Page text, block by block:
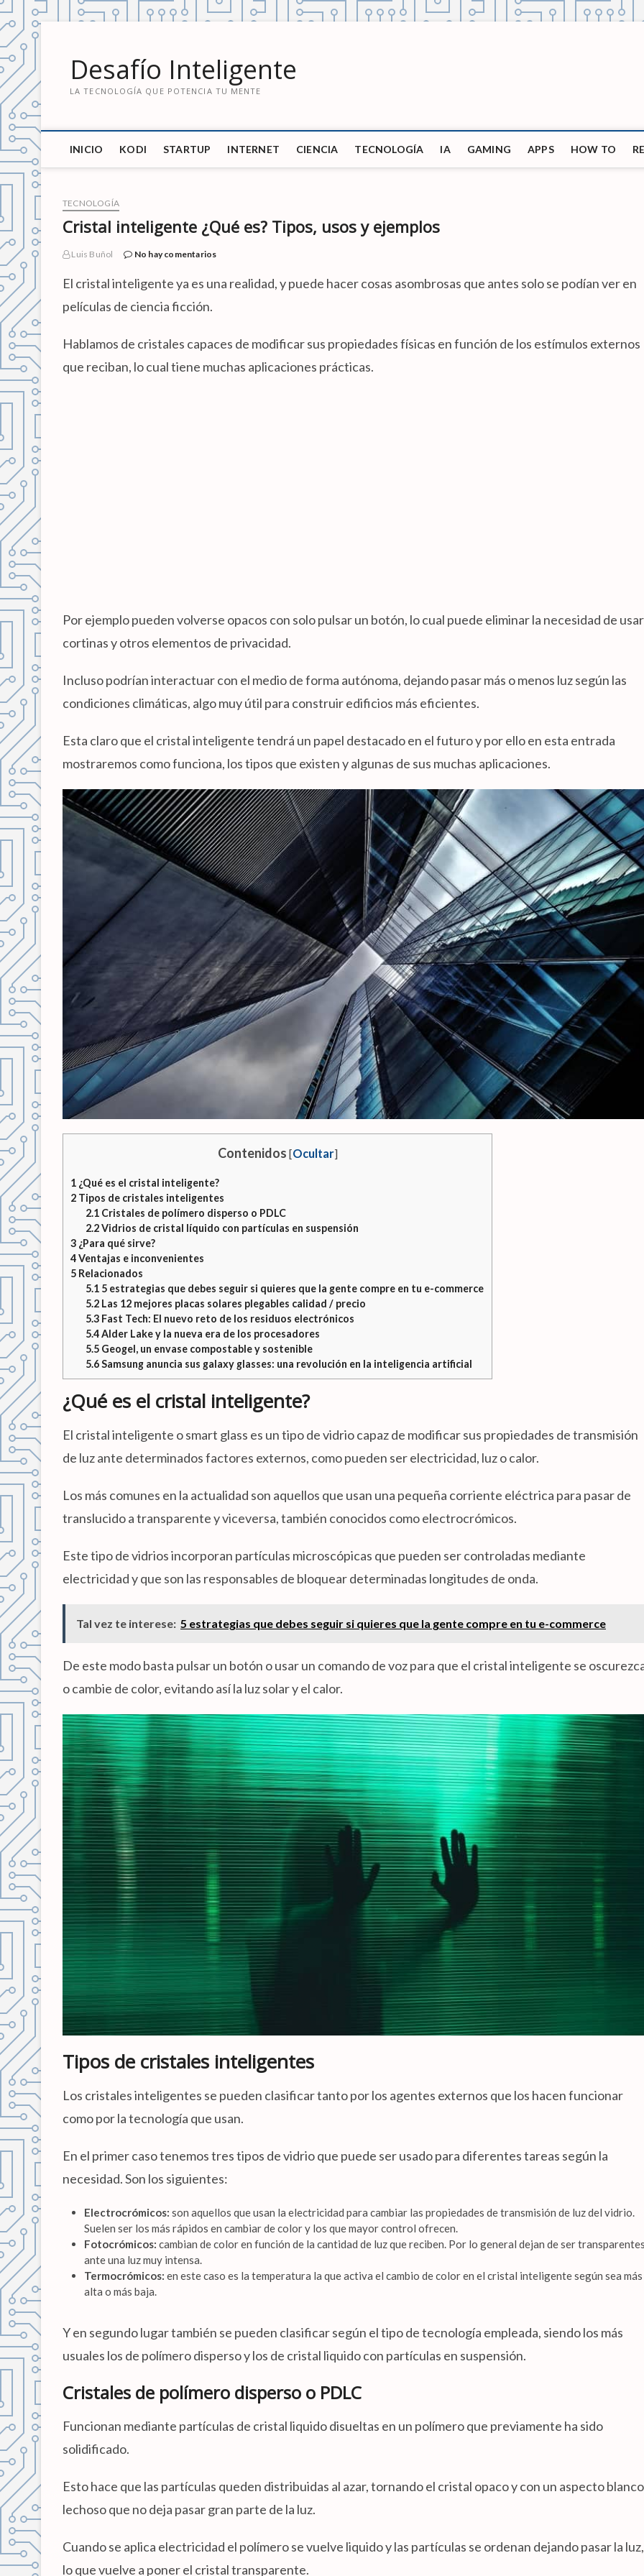
o
Desafío Inteligente
LA TECNOLOGÍA QUE POTENCIA TU MENTE
INICIO KODI STARTUP INTERNET CIENCIA TECNOLOGÍA IA GAMING APPS HOW TO
TECNOLOGÍA
Cristal inteligente ¿Qué es? Tipos, usos y ejemplos
Luis Buñol No hay comentarios
El cristal inteligente ya es una realidad, y puede hacer cosas asombrosas que antes solo se podían ver en
películas de ciencia ficción.
Hablamos de cristales capaces de modificar sus propiedades físicas en función de los estímulos externos
que reciban, lo cual tiene muchas aplicaciones prácticas.
Por ejemplo pueden volverse opacos con solo pulsar un botón, lo cual puede eliminar la necesidad de usar
cortinas y otros elementos de privacidad.
Incluso podrían interactuar con el medio de forma autónoma, dejando pasar más o menos luz según las
condiciones climáticas, algo muy útil para construir edificios más eficientes.
Esta claro que el cristal inteligente tendrá un papel destacado en el futuro y por ello en esta entrada
mostraremos como funciona, los tipos que existen y algunas de sus muchas aplicaciones.
Contenidos [Ocultar]
1 ¿Qué es el cristal inteligente?
2 Tipos de cristales inteligentes
2.1 Cristales de polímero disperso o PDLC
2.2Vidrios de cristal líquido con partículas en suspensión
3 ¿Para qué sirve?
4Ventajas e inconvenientes
5 Relacionados
5.1 5 estrategias que debes seguir si quieres que la gente compre en tu e-commerce
5.2 Las 12 mejores placas solares plegables calidad / precio
5.3 Fast Tech: El nuevo reto de los residuos electrónicos
5.4Alder Lake y la nueva era de los procesadores
5.5 Geogel, un envase compostable y sostenible
5.6Samsung anuncia sus galaxy glasses: una revolución en la inteligencia artificial
¿Qué es el cristal inteligente?
El cristal inteligente o smart glass es un tipo de vidrio capaz de modificar sus propiedades de transmisión
de luz ante determinados factores externos, como pueden ser electricidad, luz o calor.
Los más comunes en la actualidad son aquellos que usan una pequeña corriente eléctrica para pasar de
translucido a transparente y viceversa, también conocidos como electrocrómicos.
Este tipo de vidrios incorporan partículas microscópicas que pueden ser controladas mediante
electricidad y que son las responsables de bloquear determinadas longitudes de onda.
Tal vez te interese: 5 estrategias que debes seguir si quieres que la gente compre en tu e-commerce
De este modo basta pulsar un botón o usar un comando de voz para que el cristal inteligente se
o cambie de color, evitando así la luz solar y el calor.
Tipos de cristales inteligentes
Los cristales inteligentes se pueden clasificar tanto por los agentes externos que los hacen funcionar
como por la tecnología que usan.
En el primer caso tenemos tres tipos de vidrio que puede ser usado para diferentes tareas según la
necesidad. Son los siguientes:
Electrocrómicos: son aquellos que usan la electricidad para cambiar las propiedades de transmisión de luz del vidrio.
Suelen ser los más rápidos en cambiar de color y los que mayor control ofrecen.
Fotocrómicos: cambian de color en función de la cantidad de luz que reciben. Por lo general dejan de ser
ante una luz muy intensa.
Termocrómicos: en este caso es la temperatura la que activa el cambio de color en el cristal inteligente según sea más
alta o más baja.
Y en segundo lugar también se pueden clasificar según el tipo de tecnología empleada, siendo los más
usuales los de polímero disperso y los de cristal liquido con partículas en suspensión.
Cristales de polímero disperso o PDLC
Funcionan mediante partículas de cristal liquido disueltas en un polímero que previamente ha sido
solidificado.
Esto hace que las partículas queden distribuidas al azar, tornando el cristal opaco y con un aspecto blanco
lechoso que no deja pasar gran parte de la luz.
Cuando se aplica electricidad el polímero se vuelve liquido y las partículas se ordenan dejando pasar la luz,
lo que vuelve a poner el cristal transparente.